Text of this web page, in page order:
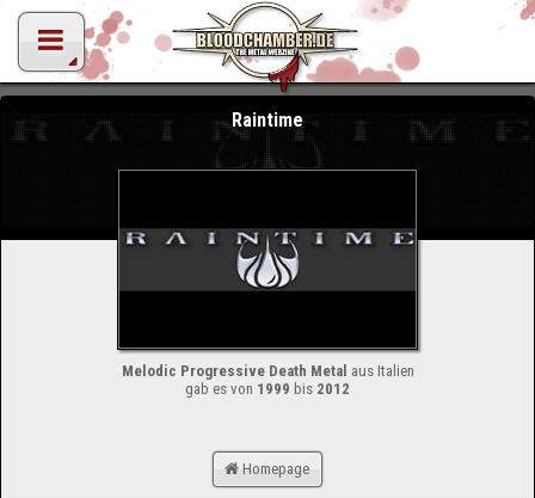
Raintime
Melodic Progressive Death Metal aus Italien
gab es von 1999 bis 2012
Homepage